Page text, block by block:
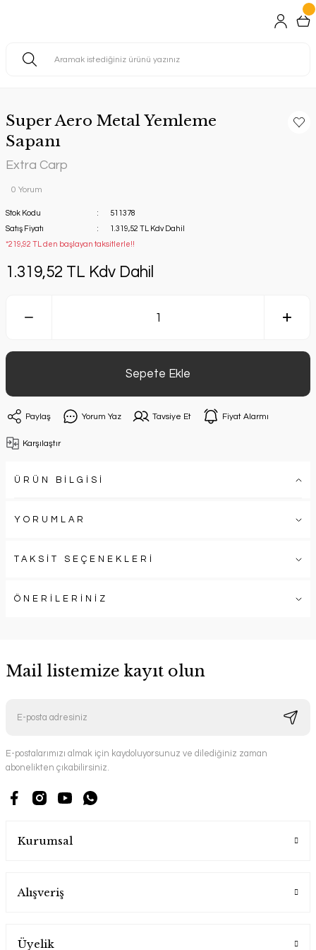
Super Aero Metal Yemleme
Sapanı
Extra Carp
0 Yorum
Stok Kodu
511378
Satış Fiyatı
1.319,52 TL Kdv Dahil
*219,92 TL den başlayan taksitlerle!!
1.319,52 TL Kdv Dahil
Sepete Ekle
Paylaş Yorum Yaz Tavsiye Et Fiyat Alarmı
Karşılaştır
ÜRÜN BİLGİSİ
YORUMLAR
TAKSİT SEÇENEKLERİ
ÖNERİLERİNİZ
Mail listemize kayıt olun
E-postalarımızı almak için kaydoluyorsunuz ve dilediğiniz zaman
abonelikten çıkabilirsiniz.
Kurumsal
Alışveriş
Üyelik